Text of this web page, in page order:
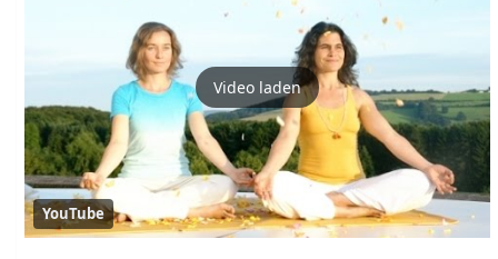
Video laden
YouTube